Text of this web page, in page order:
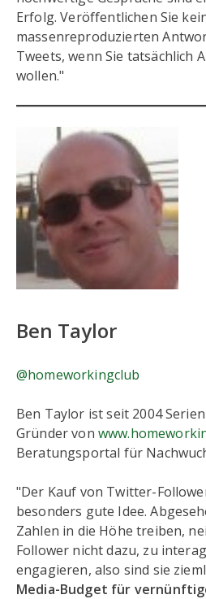
Erfolg. Veröffentlichen Sie
massenreproduzierten
Tweets, wenn Sie tatsächlich
wollen."
Ben Taylor
@homeworkingclub
Ben Taylor ist seit 2004
Gründer von
Beratungsportal für
"Der Kauf von Twitter-
besonders gute Idee.
Zahlen in die Höhe treiben,
Follower nicht dazu, zu
engagieren, also sind sie
Media-Budget für